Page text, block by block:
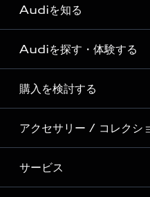
Audiを知る
Audi ブランド
Story of Progress
Audi Sport
Formula 1®
デジタルサービス
Audiを探す・体験する
ディーラー検索
新車在庫検索
試乗車・展示車検索
見積り依頼
購入を検討する
モデル一覧
特別仕様モデル / 限定モデル
e-tronラインアップ
アクセサリー / コレクシ
純正アクセサリー
サービス